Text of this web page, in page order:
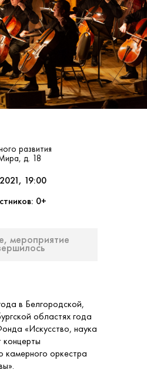
развития
д. 18
19:00
0+
мероприятие
в Белгородской,
областях года
«Искусство, наука
концерты
камерного оркестра